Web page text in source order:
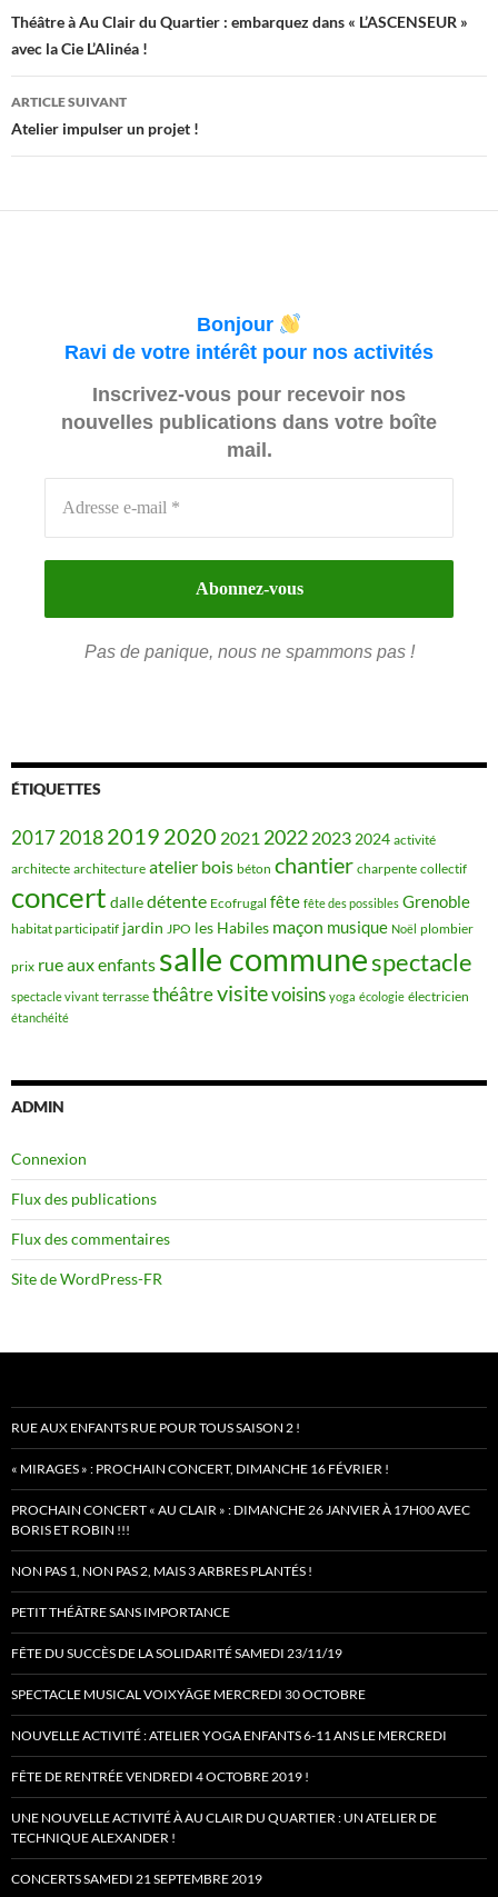
des
articles
Théâtre à Au Clair du Quartier : embarquez dans « L’ASCENSEUR »
avec la Cie L’Alinéa !
ARTICLE SUIVANT
Atelier impulser un projet !
Bonjour
Ravi de votre intérêt pour nos activités
Inscrivez-vous pour recevoir nos
nouvelles publications dans votre boîte
mail.
Pas de panique, nous ne spammons pas !
ÉTIQUETTES
201720182019 2020 2021 2022 20232024 activité
architecte architecture atelier bois béton chantier charpente collectif
concert dalledétente Ecofrugal fête fête des possibles Grenoble
habitat participatif jardin JPO les Habiles maçon musique Noël plombier
prix rue aux enfants salle communespectacle
spectacle vivant terrasse théâtrevisitevoisins yoga écologie électricien
étanchéité
ADMIN
Connexion
Flux des publications
Flux des commentaires
Site de WordPress-FR
RUE AUX ENFANTS RUE POUR TOUS SAISON 2 !
« MIRAGES » : PROCHAIN CONCERT, DIMANCHE 16 FÉVRIER !
PROCHAIN CONCERT « AU CLAIR » : DIMANCHE 26 JANVIER À 17H00 AVEC
BORIS ET ROBIN !!!
NON PAS 1, NON PAS 2, MAIS 3 ARBRES PLANTÉS !
PETIT THÉÂTRE SANS IMPORTANCE
FÊTE DU SUCCÈS DE LA SOLIDARITÉ SAMEDI 23/11/19
SPECTACLE MUSICAL VOIXYÂGE MERCREDI 30 OCTOBRE
NOUVELLE ACTIVITÉ : ATELIER YOGA ENFANTS 6-11 ANS LE MERCREDI
FÊTE DE RENTRÉE VENDREDI 4 OCTOBRE 2019 !
UNE NOUVELLE ACTIVITÉ À AU CLAIR DU QUARTIER : UN ATELIER DE
TECHNIQUE ALEXANDER !
CONCERTS SAMEDI 21 SEPTEMBRE 2019